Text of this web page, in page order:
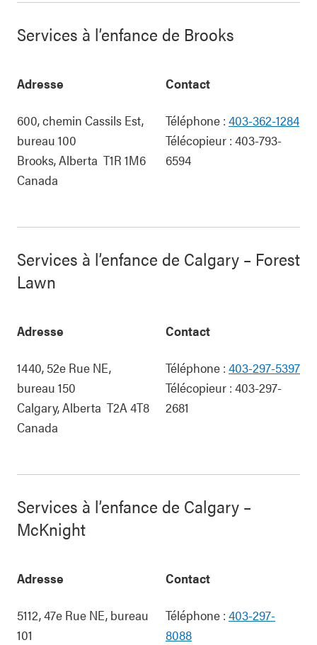
Services à l’enfance de Brooks
Adresse
600, chemin Cassils Est,
bureau 100
Brooks,Alberta T1R 1M6
Canada
Contact
Téléphone : 403-362-1284
Télécopieur : 403-793-
6594
Services à l’enfance de Calgary – Forest
Lawn
Adresse
1440, 52e Rue NE,
bureau 150
Calgary,Alberta T2A 4T8
Canada
Contact
Téléphone : 403-297-5397
Télécopieur : 403-297-
2681
Services à l’enfance de Calgary –
McKnight
Adresse
5112, 47e Rue NE, bureau
101
Contact
Téléphone : 403-297-
8088